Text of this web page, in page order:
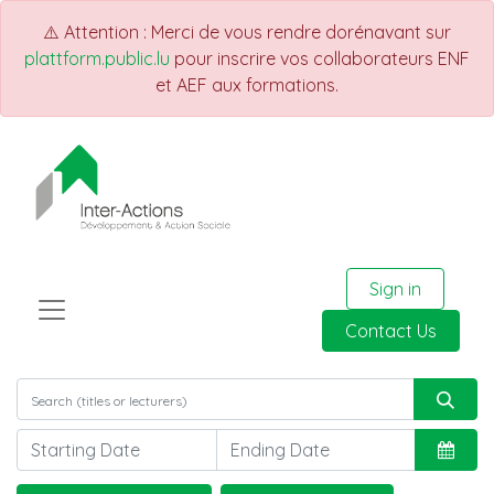
⚠️ Attention : Merci de vous rendre dorénavant sur
plattform.public.lu pour inscrire vos collaborateurs ENF
et AEF aux formations.
Sign in
Contact Us